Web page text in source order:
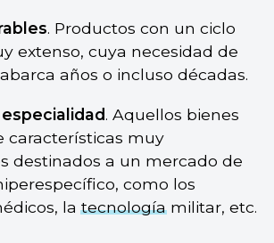
. Productos con un ciclo
extenso, cuya necesidad de
años o incluso décadas.
. Aquellos bienes
características muy
destinados a un mercado de
como los
latecnologíamilitar, etc.